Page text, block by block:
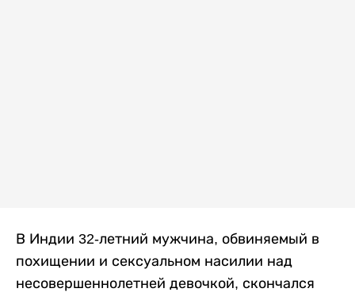
В Индии 32-летний мужчина, обвиняемый в
похищении и сексуальном насилии над
несовершеннолетней девочкой, скончался